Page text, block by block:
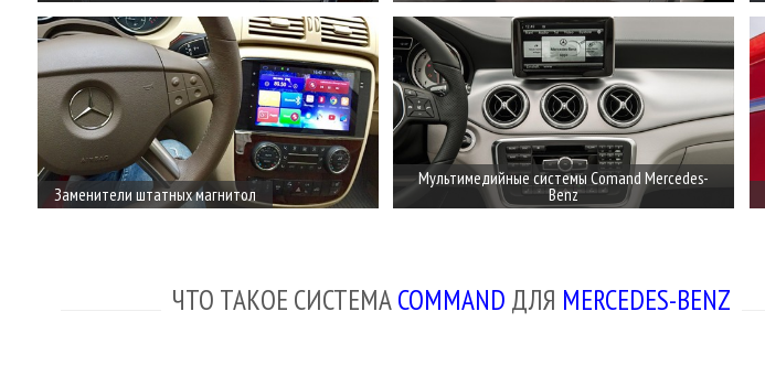
Заменители штатных магнитол
Мультимедийные системы Comand Mercedes-
Benz
ЧТО ТАКОЕ СИСТЕМАCOMMAND ДЛЯ MERCEDES-BENZ